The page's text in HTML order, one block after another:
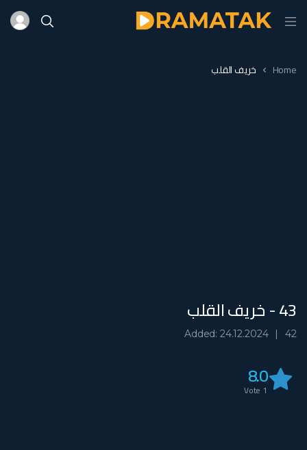
Home خريف القلب
43 - خريف القلب
42
Added: 24.12.2024
8.0
1